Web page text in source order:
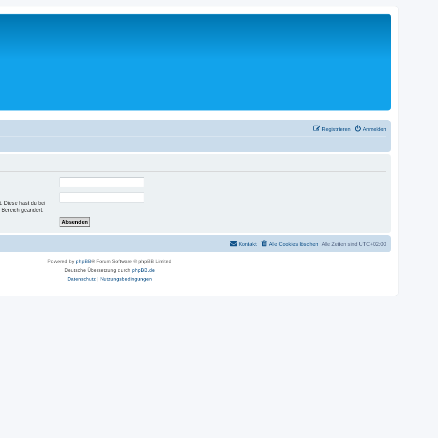
Anmelden
Registrieren
Diese hast du bei
geändert.
Alle Zeiten sind UTC+02:00
Alle Cookies löschen
Kontakt
Powered by phpBB® Forum Software © phpBB Limited
Deutsche Übersetzung durch phpBB.de
Datenschutz| Nutzungsbedingungen